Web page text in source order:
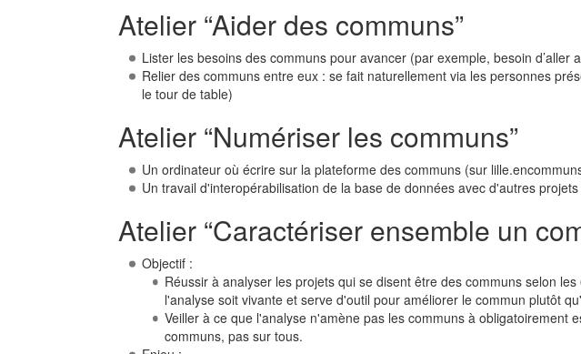
Atelier “Aider des communs”
Lister les besoins des communs pour avancer (par exemple, besoin
Relier des communs entre eux : se fait naturellement via les personnes
le tour de table)
Atelier “Numériser les communs”
Un ordinateur où écrire sur la plateforme des communs (sur
Un travail d'interopérabilisation de la base de données avec d'autres
Atelier “Caractériser ensemble un
Objectif :
Réussir à analyser les projets qui se disent être des communs selon
l'analyse soit vivante et serve d'outil pour améliorer le commun plutôt
Veiller à ce que l'analyse n'amène pas les communs à
communs, pas sur tous.